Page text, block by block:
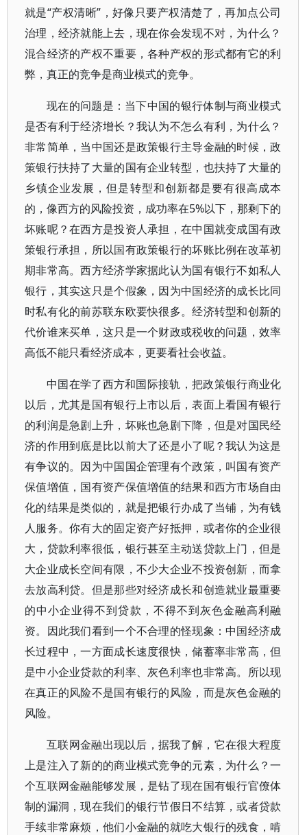
就是“产权清晰”，好像只要产权清楚了，再加点公司
治理，经济就能上去，现在你会发现不对，为什么？
混合经济的产权不重要，各种产权的形式都有它的利
弊，真正的竞争是商业模式的竞争。
现在的问题是：当下中国的银行体制与商业模式
是否有利于经济增长？我认为不怎么有利，为什么？
非常简单，当中国还是政策银行主导金融的时候，政
策银行扶持了大量的国有企业转型，也扶持了大量的
乡镇企业发展，但是转型和创新都是要有很高成本
的，像西方的风险投资，成功率在5%以下，那剩下的
坏账呢？在西方是投资人承担，在中国就变成国有政
策银行承担，所以国有政策银行的坏账比例在改革初
期非常高。西方经济学家据此认为国有银行不如私人
银行，其实这只是个假象，因为中国经济的成长比同
时私有化的前苏联东欧要快很多。经济转型和创新的
代价谁来买单，这只是一个财政或税收的问题，效率
高低不能只看经济成本，更要看社会收益。
中国在学了西方和国际接轨，把政策银行商业化
以后，尤其是国有银行上市以后，表面上看国有银行
的利润是急剧上升，坏账也急剧下降，但是对国民经
济的作用到底是比以前大了还是小了呢？我认为这是
有争议的。因为中国国企管理有个政策，叫国有资产
保值增值，国有资产保值增值的结果和西方市场自由
化的结果是类似的，就是把银行办成了当铺，为有钱
人服务。你有大的固定资产好抵押，或者你的企业很
大，贷款利率很低，银行甚至主动送贷款上门，但是
大企业成长空间有限，不少大企业不投资创新，而拿
去放高利贷。但是那些对经济成长和创造就业最重要
的中小企业得不到贷款，不得不到灰色金融高利融
资。因此我们看到一个不合理的怪现象：中国经济成
长过程中，一方面成长速度很快，储蓄率非常高，但
是中小企业贷款的利率、灰色利率也非常高。所以现
在真正的风险不是国有银行的风险，而是灰色金融的
风险。
互联网金融出现以后，据我了解，它在很大程度
上是注入了新的的商业模式竞争的元素，为什么？一
个互联网金融能够发展，是钻了现在国有银行官僚体
制的漏洞，现在我们的银行节假日不结算，或者贷款
手续非常麻烦，他们小金融的就吃大银行的残食，啃